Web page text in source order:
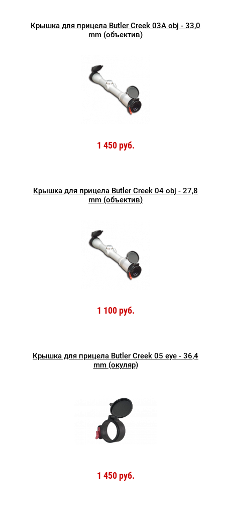
Крышка для прицела Butler Creek 03А obj - 33,0
mm (объектив)
1 450 руб.
Крышка для прицела Butler Creek 04 obj - 27,8
mm (объектив)
1 100 руб.
Крышка для прицела Butler Creek 05 eye - 36,4
mm (окуляр)
1 450 руб.